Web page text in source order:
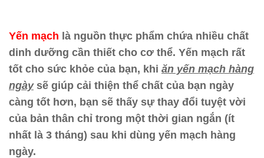
Yến mạch là nguồn thực phẩm chứa nhiều chất
dinh dưỡng cần thiết cho cơ thể. Yến mạch rất
tốt cho sức khỏe của bạn, khi ăn yến mạch hàng
ngàysẽ giúp cải thiện thể chất của bạn ngày
càng tốt hơn, bạn sẽ thấy sự thay đổi tuyệt vời
của bản thân chỉ trong một thời gian ngắn (ít
nhất là 3 tháng) sau khi dùng yến mạch hàng
ngày.